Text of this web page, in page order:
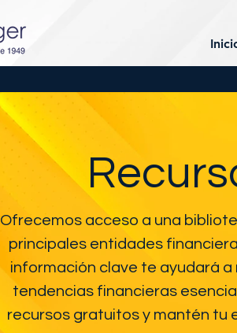
Ofrecemos acceso a una
principales entidades
información clave te ayudará
tendencias financieras
recursos gratuitos y mantén tu